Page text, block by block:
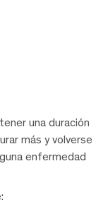
una duración
más y volverse
enfermedad